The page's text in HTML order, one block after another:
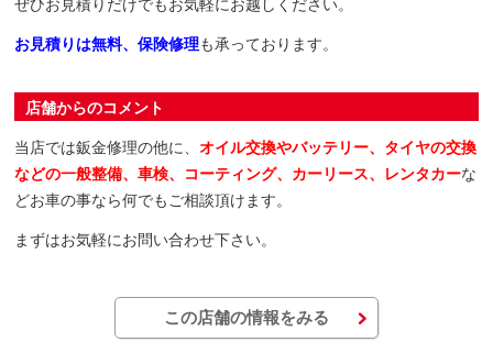
ぜひお見積りだけでもお気軽にお越しください。
お見積りは無料、保険修理も承っております。
店舗からのコメント
当店では鈑金修理の他に、オイル交換やバッテリー、タイヤの交換
などの一般整備、車検、コーティング、カーリース、レンタカーな
どお車の事なら何でもご相談頂けます。
まずはお気軽にお問い合わせ下さい。
この店舗の情報をみる